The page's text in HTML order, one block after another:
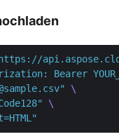
Bearer